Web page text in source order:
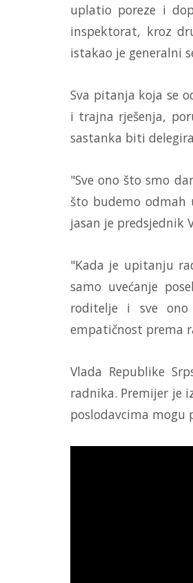
uplatio poreze i
inspektorat, kroz
istakao je generalni
Sva pitanja koja se
i trajna rješenja,
sastanka biti
"Sve ono što smo
što budemo odmah
jasan je predsjednik
"Kada je upitanju
samo uvećanje
roditelje i sve
empatičnost prema
Vlada Republike
radnika. Premijer je
poslodavcima mogu